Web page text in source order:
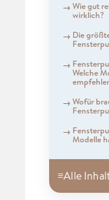
Wie gut
wirklich?
Die
Welche
Wofür
Modelle
≡Alle